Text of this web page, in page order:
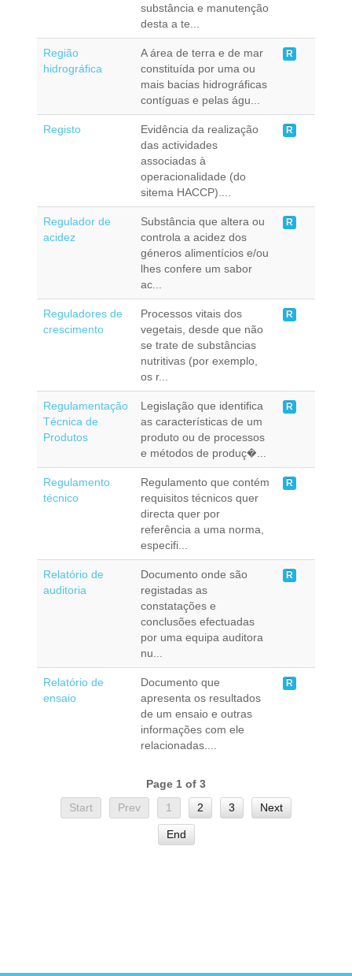
substância e manutenção
desta a te...
Região
hidrográfica
A área de terra e de mar
constituída por uma ou
mais bacias hidrográficas
contíguas e pelas águ...
R
Registo
Evidência da realização
das actividades
associadas à
operacionalidade (do
sitema HACCP)....
R
Regulador de
acidez
Substância que altera ou
controla a acidez dos
géneros alimentícios e/ou
lhes confere um sabor
ac...
R
Reguladores de
crescimento
Processos vitais dos
vegetais, desde que não
se trate de substâncias
nutritivas (por exemplo,
os r...
R
Regulamentação
Técnica de
Produtos
Legislação que identifica
as características de um
produto ou de processos
e métodos de produç�...
R
Regulamento
técnico
Regulamento que contém
requisitos técnicos quer
directa quer por
referência a uma norma,
especifi...
R
Relatório de
auditoria
Documento onde são
registadas as
constatações e
conclusões efectuadas
por uma equipa auditora
nu...
R
Relatório de
ensaio
Documento que
apresenta os resultados
de um ensaio e outras
informações com ele
relacionadas....
R
Page 1 of 3
Start
Prev 1 2 3 Next
End